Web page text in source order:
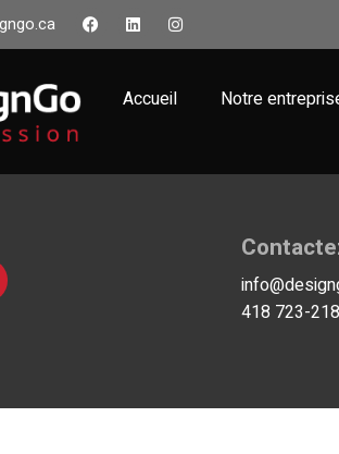
Accueil Notre
parameters.
418 723-